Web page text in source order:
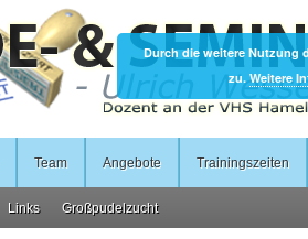
Team Angebote Trainingszeiten
Links Großpudelzucht
Durch die weitere Nutzung
zu. Weitere